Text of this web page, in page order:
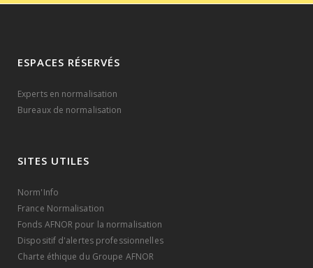
ESPACES RÉSERVÉS
Experts en normalisation
Bureaux de normalisation
SITES UTILES
Norm'Info
France Normalisation
Fonds AFNOR pour la normalisation
Dispositif d'alertes professionnelles
Charte éthique du Groupe AFNOR